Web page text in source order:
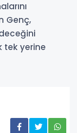
Genç,
tek yerine